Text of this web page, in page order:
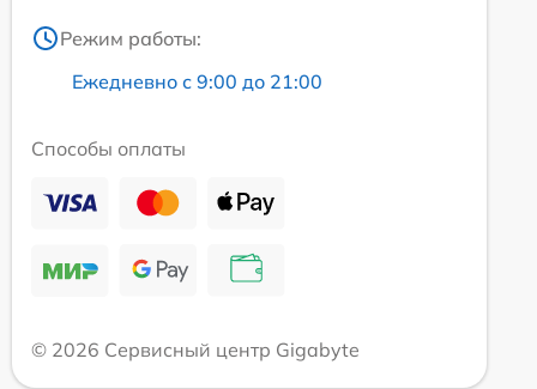
Режим работы:
Ежедневно с 9:00 до 21:00
Способы оплаты
© 2026 Сервисный центр Gigabyte